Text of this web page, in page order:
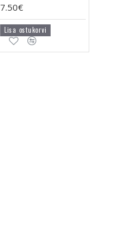
7.50€
Lisa ostukorvi